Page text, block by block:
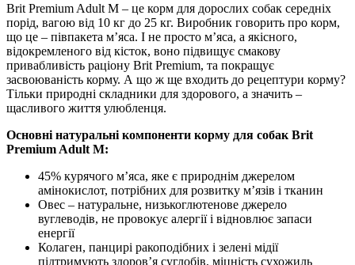
Brit Premium Adult М – це корм для дорослих собак середніх
порід, вагою від 10 кг до 25 кг. Виробник говорить про корм,
що це – півпакета м’яса. І не просто м’яса, а якісного,
відокремленого від кісток, воно підвищує смакову
привабливість раціону Brit Premium, та покращує
засвоюваність корму. А що ж ще входить до рецептури корму?
Тільки природні складники для здорового, а значить –
щасливого життя улюбленця.
Основні натуральні компоненти корму для собак Brit
Premium Adult М:
45% курячого м’яса, яке є природнім джерелом
амінокислот, потрібних для розвитку м’язів і тканин
Овес – натуральне, низькоглютенове джерело
вуглеводів, не провокує алергії і відновлює запаси
енергії
Колаген, панцирі ракоподібних і зелені мідії
підтримують здоров’я суглобів, міцність сухожиль